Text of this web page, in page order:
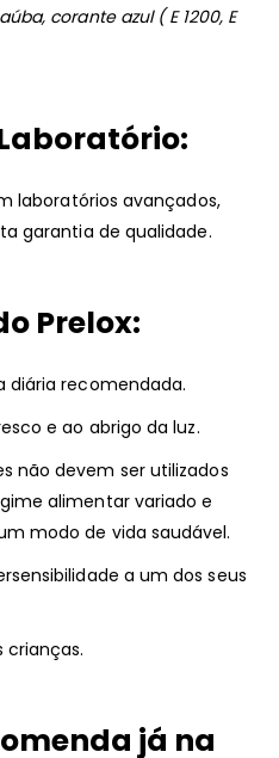
corante azul ( E 1200, E
laboratórios avançados,
garantia de qualidade.
Prelox:
diária recomendada.
e ao abrigo da luz.
não devem ser utilizados
alimentar variado e
modo de vida saudável.
a um dos seus
crianças.
já na